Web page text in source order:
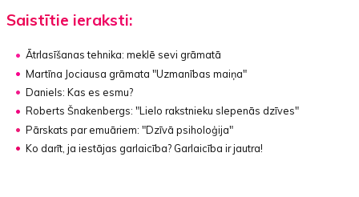
Saistītie ieraksti:
Ātrlasīšanas tehnika: meklē sevi grāmatā
Martīna Jociausa grāmata "Uzmanības maiņa"
Daniels: Kas es esmu?
Roberts Šnakenbergs: "Lielo rakstnieku slepenās dzīves"
Pārskats par emuāriem: "Dzīvā psiholoģija"
Ko darīt, ja iestājas garlaicība? Garlaicība ir jautra!